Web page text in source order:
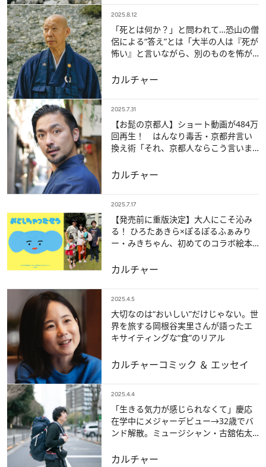
2025.8.12
「死とは何か？」と問われて…恐山の僧
侶による“答え”とは「大半の人は『死が
怖い』と言いながら、別のものを怖が
カルチャー
2025.7.31
【お髭の京都人】ショート動画が484万
回再生！ はんなり毒舌・京都弁言い
換え術「それ、京都人ならこう言いま
カルチャー
2025.7.17
【発売前に重版決定】大人にこそ沁み
る！ ひろたあきら×ぽるぽるふぁみり
ー・みきちゃん、初めてのコラボ絵本
カルチャー
2025.4.5
大切なのは“おいしい”だけじゃない。世
界を旅する岡根谷実里さんが語ったエ
キサイティングな“食”のリアル
カルチャーコミック ＆ エッセイ
2025.4.4
「生きる気力が感じられなくて」慶応
在学中にメジャーデビュー→32歳でバ
ンド解散。ミュージシャン・古舘佑太
ら抜け出せたワケ
カルチャー